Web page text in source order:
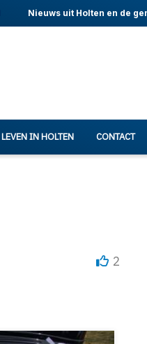
Nieuws uit Holten en de
LEVEN IN HOLTEN CONTACT
2